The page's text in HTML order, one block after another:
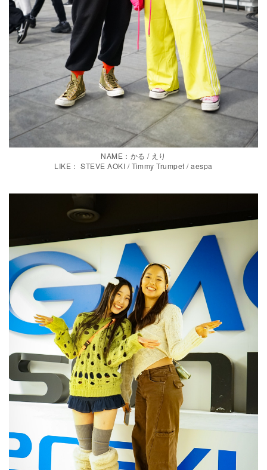
NAME：かる / えり
LIKE： STEVE AOKI / Timmy Trumpet / aespa